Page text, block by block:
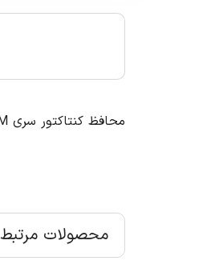
محافظ کنتاکتور سری M شیوا امواج
محصولات مرتبط